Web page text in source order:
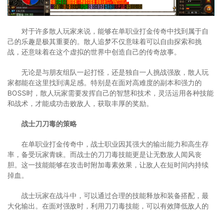
对于许多散人玩家来说，能够在单职业打金传奇中找到属于自
己的乐趣是极其重要的。散人追梦不仅意味着可以自由探索和挑
战，还意味着在这个虚拟的世界中创造自己的传奇故事。
无论是与朋友组队一起打怪，还是独自一人挑战强敌，散人玩
家都能在这里找到满足感。特别是在面对高难度的副本和强力的
BOSS时，散人玩家需要发挥自己的智慧和技术，灵活运用各种技能
和战术，才能成功击败敌人，获取丰厚的奖励。
战士刀刀毒的策略
在单职业打金传奇中，战士职业因其强大的输出能力和高生存
率，备受玩家青睐。而战士的刀刀毒技能更是让无数敌人闻风丧
胆。这一技能能够在攻击时附加毒素效果，让敌人在短时间内持续
掉血。
战士玩家在战斗中，可以通过合理的技能释放和装备搭配，最
大化输出。在面对强敌时，利用刀刀毒技能，可以有效降低敌人的